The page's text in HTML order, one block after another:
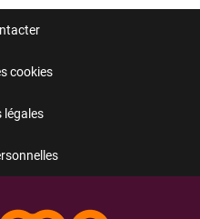
cookies
légales